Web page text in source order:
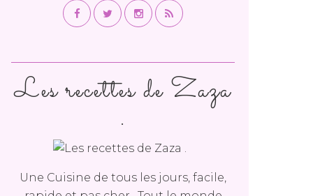
Les recettes de Zaza
.
Une Cuisine de tous les jours, facile,